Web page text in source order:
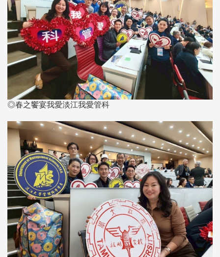
◎春之饗宴我愛淡江我愛管科